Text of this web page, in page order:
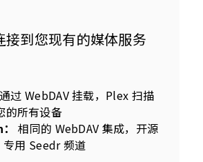
接到您现有的媒体服务
通过 WebDAV 挂载，Plex 扫描
的所有设备
相同的 WebDAV 集成，开源
专用 Seedr 频道